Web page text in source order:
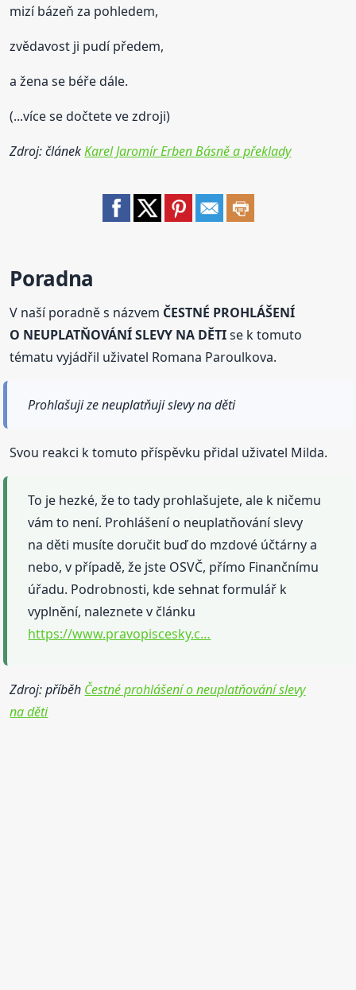
mizí bázeň za pohledem,
zvědavost ji pudí předem,
a žena se béře dále.
(...více se dočtete ve zdroji)
Zdroj: článekKarel Jaromír Erben Básně a překlady
Poradna
V naší poradně s názvem ČESTNÉ PROHLÁŠENÍ
O NEUPLATŇOVÁNÍ SLEVY NA DĚTIse k tomuto
tématu vyjádřil uživatel Romana Paroulkova.
Prohlašuji ze neuplatňuji slevy na děti
Svou reakci k tomuto příspěvku přidal uživatel Milda.
To je hezké, že to tady prohlašujete, ale k ničemu
vám to není. Prohlášení o neuplatňování slevy
na děti musíte doručit buď do mzdové účtárny a
nebo, v případě, že jste OSVČ, přímo Finančnímu
úřadu. Podrobnosti, kde sehnat formulář k
vyplnění, naleznete v článku
https://www.pravopiscesky.c…
Zdroj: příběh Čestné prohlášení o neuplatňování slevy
na děti